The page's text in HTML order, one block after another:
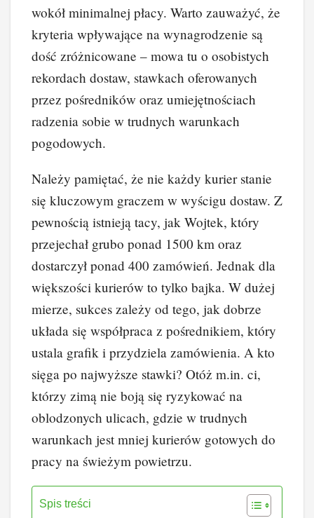
wokół minimalnej płacy. Warto zauważyć, że
kryteria wpływające na wynagrodzenie są
dość zróżnicowane – mowa tu o osobistych
rekordach dostaw, stawkach oferowanych
przez pośredników oraz umiejętnościach
radzenia sobie w trudnych warunkach
pogodowych.
Należy pamiętać, że nie każdy kurier stanie
się kluczowym graczem w wyścigu dostaw. Z
pewnością istnieją tacy, jak Wojtek, który
przejechał grubo ponad 1500 km oraz
dostarczył ponad 400 zamówień. Jednak dla
większości kurierów to tylko bajka. W dużej
mierze, sukces zależy od tego, jak dobrze
układa się współpraca z pośrednikiem, który
ustala grafik i przydziela zamówienia. A kto
sięga po najwyższe stawki? Otóż m.in. ci,
którzy zimą nie boją się ryzykować na
oblodzonych ulicach, gdzie w trudnych
warunkach jest mniej kurierów gotowych do
pracy na świeżym powietrzu.
Spis treści